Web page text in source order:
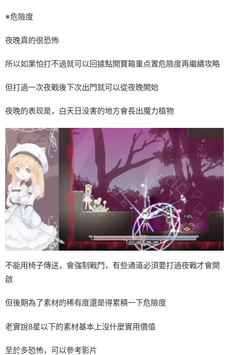
※危險度
夜晚真的很恐怖
所以如果怕打不過就可以回據點開寶箱重点置危險度再繼續攻略
但打過一次夜戰後下次出門就可以從夜晚開始
夜晚的表现是，白天日没害的地方會長出魔力植物
不能用椅子傳送，會強制戰鬥，有些通道必須要打過夜戰才會開
啟
但後期為了素材的稀有度還是得累積一下危險度
老實說8星以下的素材基本上沒什麼實用價值
至於多恐怖，可以參考影片